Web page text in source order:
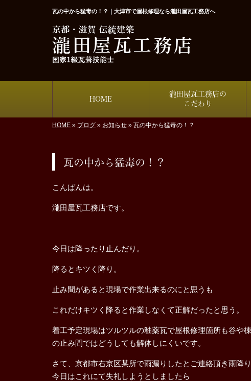
瓦の中から猛毒の！？｜大津市で屋根修理なら瀧田屋瓦工務店へ
HOME
瀧田屋瓦工務店の
こだわり
HOME » ブログ » お知らせ » 瓦の中から猛毒の！？
瓦の中から猛毒の！？
こんばんは。
瀧田屋瓦工務店です。
今日は降ったり止んだり。
降るとキツく降り。
止み間があると現場で作業出来るのにと思うも
これだけキツく降ると作業しなくて正解だったと思う。
着工予定現場はツルツルの釉薬瓦で屋根修理箇所も谷や
の止み間ではどうしても解体しにくいです。
さて、京都市右京区某所で雨漏りしたとご連絡頂き雨
今日はこれにて失礼しようとしましたら